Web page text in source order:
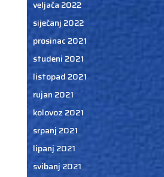
veljača 2022
siječanj 2022
prosinac 2021
studeni 2021
listopad 2021
rujan 2021
kolovoz 2021
srpanj 2021
lipanj 2021
svibanj 2021